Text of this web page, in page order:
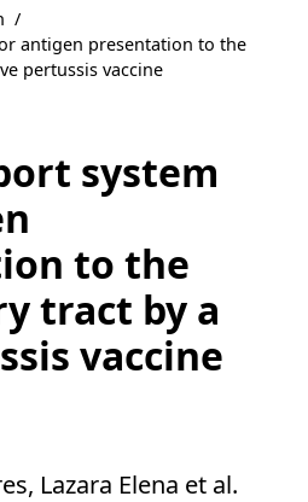
/
antigen presentation to the
pertussis vaccine
system
to the
tract by a
vaccine
Lazara Elena et al.